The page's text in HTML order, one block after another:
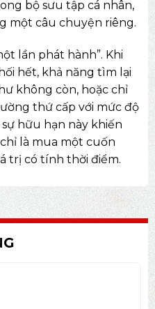
bộ sưu tập cá nhân,
một câu chuyện riêng.
lần phát hành”. Khi
hết, khả năng tìm lại
không còn, hoặc chỉ
thứ cấp với mức độ
hữu hạn này khiến
là mua một cuốn
trị có tính thời điểm.